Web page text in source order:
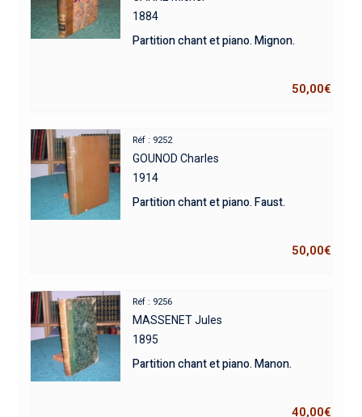
1884
Partition chant et piano. Mignon.
50,00€
Réf : 9252
GOUNOD Charles
1914
Partition chant et piano. Faust.
50,00€
Réf : 9256
MASSENET Jules
1895
Partition chant et piano. Manon.
40,00€